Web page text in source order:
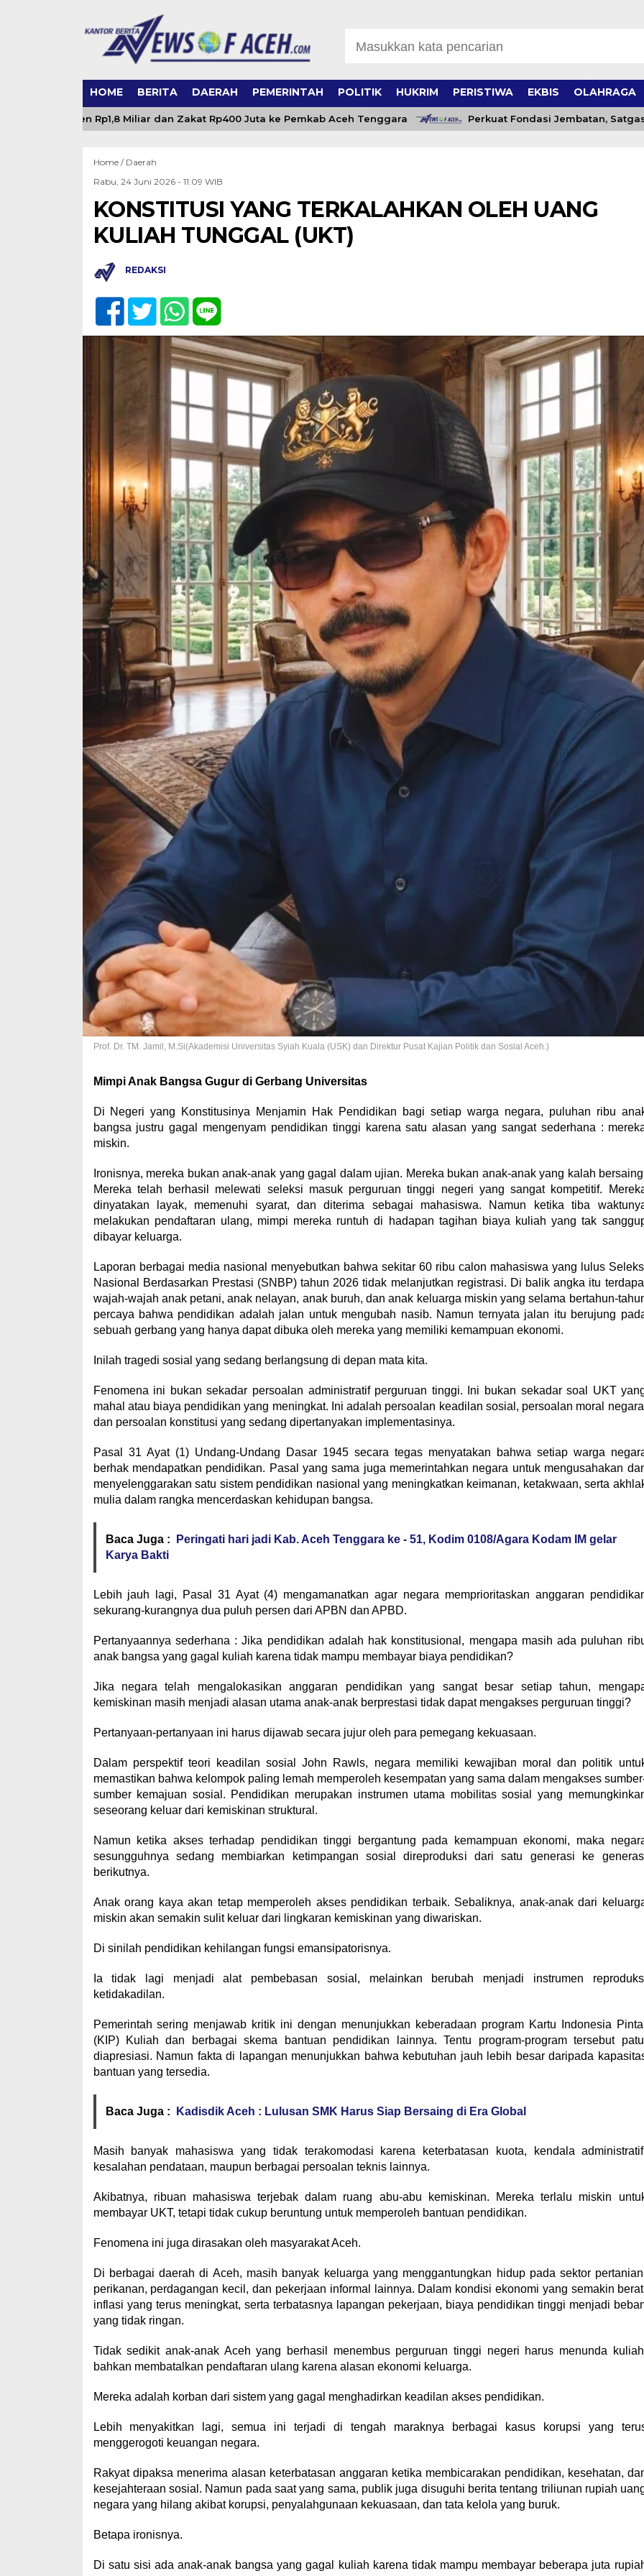
HOME BERITA DAERAH PEMERINTAH POLITIK HUKRIM PERISTIWA EKBIS OLAHRAGA
Dividen Rp1,8 Miliar dan Zakat Rp400 Juta ke Pemkab Aceh Tenggara Perkuat Fondasi Jembatan, Satgas
Home / Daerah
Rabu, 24 Juni 2026 - 11:09 WIB
KONSTITUSI YANG TERKALAHKAN OLEH UANG
KULIAH TUNGGAL (UKT)
REDAKSI
Prof. Dr. TM. Jamil, M.Si(Akademisi Universitas Syiah Kuala (USK) dan Direktur Pusat Kajian Politik dan Sosial Aceh.)
Mimpi Anak Bangsa Gugur di Gerbang Universitas
Di Negeri yang Konstitusinya Menjamin Hak Pendidikan bagi setiap warga negara, puluhan ribu
bangsa justru gagal mengenyam pendidikan tinggi karena satu alasan yang sangat sederhana :
miskin.
Ironisnya, mereka bukan anak-anak yang gagal dalam ujian. Mereka bukan anak-anak yang kalah
Mereka telah berhasil melewati seleksi masuk perguruan tinggi negeri yang sangat kompetitif.
dinyatakan layak, memenuhi syarat, dan diterima sebagai mahasiswa. Namun ketika tiba
melakukan pendaftaran ulang, mimpi mereka runtuh di hadapan tagihan biaya kuliah yang tak
dibayar keluarga.
Laporan berbagai media nasional menyebutkan bahwa sekitar 60 ribu calon mahasiswa yang lulus
Nasional Berdasarkan Prestasi (SNBP) tahun 2026 tidak melanjutkan registrasi. Di balik angka itu
wajah-wajah anak petani, anak nelayan, anak buruh, dan anak keluarga miskin yang selama bertahun-
percaya bahwa pendidikan adalah jalan untuk mengubah nasib. Namun ternyata jalan itu berujung
sebuah gerbang yang hanya dapat dibuka oleh mereka yang memiliki kemampuan ekonomi.
Inilah tragedi sosial yang sedang berlangsung di depan mata kita.
Fenomena ini bukan sekadar persoalan administratif perguruan tinggi. Ini bukan sekadar soal UKT
mahal atau biaya pendidikan yang meningkat. Ini adalah persoalan keadilan sosial, persoalan moral
dan persoalan konstitusi yang sedang dipertanyakan implementasinya.
Pasal 31 Ayat (1) Undang-Undang Dasar 1945 secara tegas menyatakan bahwa setiap warga
berhak mendapatkan pendidikan. Pasal yang sama juga memerintahkan negara untuk mengusahakan
menyelenggarakan satu sistem pendidikan nasional yang meningkatkan keimanan, ketakwaan, serta
mulia dalam rangka mencerdaskan kehidupan bangsa.
Baca Juga :
Peringati hari jadi Kab. Aceh Tenggara ke - 51, Kodim 0108/Agara Kodam IM gelar
Karya Bakti
Lebih jauh lagi, Pasal 31 Ayat (4) mengamanatkan agar negara memprioritaskan anggaran
sekurang-kurangnya dua puluh persen dari APBN dan APBD.
Pertanyaannya sederhana : Jika pendidikan adalah hak konstitusional, mengapa masih ada puluhan
anak bangsa yang gagal kuliah karena tidak mampu membayar biaya pendidikan?
Jika negara telah mengalokasikan anggaran pendidikan yang sangat besar setiap tahun,
kemiskinan masih menjadi alasan utama anak-anak berprestasi tidak dapat mengakses perguruan tinggi?
Pertanyaan-pertanyaan ini harus dijawab secara jujur oleh para pemegang kekuasaan.
Dalam perspektif teori keadilan sosial John Rawls, negara memiliki kewajiban moral dan politik
memastikan bahwa kelompok paling lemah memperoleh kesempatan yang sama dalam mengakses
sumber kemajuan sosial. Pendidikan merupakan instrumen utama mobilitas sosial yang
seseorang keluar dari kemiskinan struktural.
Namun ketika akses terhadap pendidikan tinggi bergantung pada kemampuan ekonomi, maka
sesungguhnya sedang membiarkan ketimpangan sosial direproduksi dari satu generasi ke
berikutnya.
Anak orang kaya akan tetap memperoleh akses pendidikan terbaik. Sebaliknya, anak-anak dari
miskin akan semakin sulit keluar dari lingkaran kemiskinan yang diwariskan.
Di sinilah pendidikan kehilangan fungsi emansipatorisnya.
Ia tidak lagi menjadi alat pembebasan sosial, melainkan berubah menjadi instrumen
ketidakadilan.
Pemerintah sering menjawab kritik ini dengan menunjukkan keberadaan program Kartu Indonesia
(KIP) Kuliah dan berbagai skema bantuan pendidikan lainnya. Tentu program-program tersebut
diapresiasi. Namun fakta di lapangan menunjukkan bahwa kebutuhan jauh lebih besar daripada
bantuan yang tersedia.
Baca Juga : Kadisdik Aceh : Lulusan SMK Harus Siap Bersaing di Era Global
Masih banyak mahasiswa yang tidak terakomodasi karena keterbatasan kuota, kendala
kesalahan pendataan, maupun berbagai persoalan teknis lainnya.
Akibatnya, ribuan mahasiswa terjebak dalam ruang abu-abu kemiskinan. Mereka terlalu miskin
membayar UKT, tetapi tidak cukup beruntung untuk memperoleh bantuan pendidikan.
Fenomena ini juga dirasakan oleh masyarakat Aceh.
Di berbagai daerah di Aceh, masih banyak keluarga yang menggantungkan hidup pada sektor
perikanan, perdagangan kecil, dan pekerjaan informal lainnya. Dalam kondisi ekonomi yang semakin
inflasi yang terus meningkat, serta terbatasnya lapangan pekerjaan, biaya pendidikan tinggi menjadi
yang tidak ringan.
Tidak sedikit anak-anak Aceh yang berhasil menembus perguruan tinggi negeri harus menunda
bahkan membatalkan pendaftaran ulang karena alasan ekonomi keluarga.
Mereka adalah korban dari sistem yang gagal menghadirkan keadilan akses pendidikan.
Lebih menyakitkan lagi, semua ini terjadi di tengah maraknya berbagai kasus korupsi yang
menggerogoti keuangan negara.
Rakyat dipaksa menerima alasan keterbatasan anggaran ketika membicarakan pendidikan, kesehatan,
kesejahteraan sosial. Namun pada saat yang sama, publik juga disuguhi berita tentang triliunan rupiah
negara yang hilang akibat korupsi, penyalahgunaan kekuasaan, dan tata kelola yang buruk.
Betapa ironisnya.
Di satu sisi ada anak-anak bangsa yang gagal kuliah karena tidak mampu membayar beberapa juta